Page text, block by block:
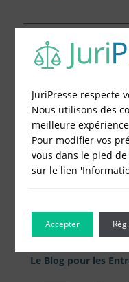
Le Blog pour les
JuriPresse respecte
Nous utilisons des
meilleure
Pour modifier vos
vous dans le pied
sur le lien
Accepter